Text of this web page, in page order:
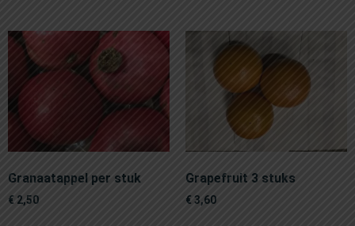
Granaatappel per stuk
€ 2,50
Grapefruit 3 stuks
€ 3,60